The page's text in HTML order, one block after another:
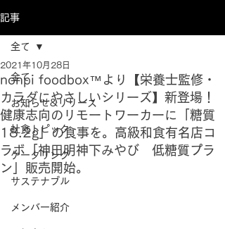
記事
全て
お知らせ&リリース
社食トピック
ケータリング
サステナブル
メンバー紹介
全て
nonpi foodbox™より【栄養士監修・
カラダにやさしいシリーズ】新登場！
健康志向のリモートワーカーに「糖質
18.2g」の食事を。高級和食有名店コ
ラボ「神田明神下みやび 低糖質プラ
ン」販売開始。
2021年10月28日